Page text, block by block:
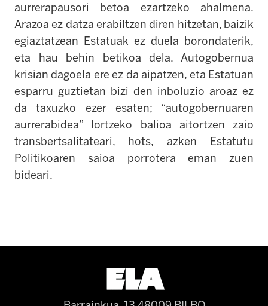
aurrerapausori betoa ezartzeko ahalmena.
Arazoa ez datza erabiltzen diren hitzetan, baizik
egiaztatzean Estatuak ez duela borondaterik,
eta hau behin betikoa dela. Autogobernua
krisian dagoela ere ez da aipatzen, eta Estatuan
esparru guztietan bizi den inboluzio aroaz ez
da taxuzko ezer esaten; “autogobernuaren
aurrerabidea” lortzeko balioa aitortzen zaio
transbertsalitateari, hots, azken Estatutu
Politikoaren saioa porrotera eman zuen
bideari.